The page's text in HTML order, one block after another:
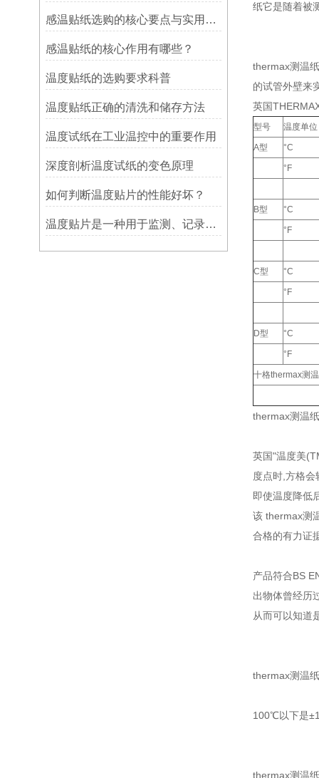
感温贴纸选购的核心要点与实用建议
感温贴纸的核心作用有哪些？
温度贴纸的选购要求科普
温度贴纸正确的清洗和储存方法
温度试纸在工业温控中的重要作用
深度剖析温度试纸的变色原理
如何判断温度贴片的性能好坏？
温度贴片是一种用于监测、记录或指示温度变化的工具
纸它是随着被
thermax测温
的试管外壁来
英国
型号 温度单位
A型 °C
°F
B型 °C
°F
C型 °C
°F
D型 °C
°F
十格thermax测
thermax测温
英国"温度美
度点时,方格会
即使温度降低
该 thermax测
合格的有力证
产品符合BS
出物体曾经历
从而可以知道
thermax测温
100℃以下是
thermax测温